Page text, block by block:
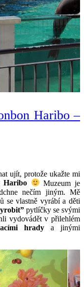
Haribo –
ujít, protože ukažte mi
Haribo
Muzeum je
nečím jiným. Mě
se vlastně vyrábí a děti
vydovádět v přilehlém
hrady a jinými